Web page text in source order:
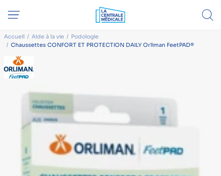
Accueil Aide à la vie
Podologie
Chaussettes CONFORT ET PROTECTION DAILY Orliman FeetPAD®